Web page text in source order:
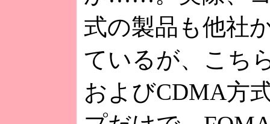
式の製品も他社
ているが、こち
およびCDMA方